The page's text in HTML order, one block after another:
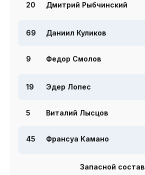
20 Дмитрий Рыбчинский
69 Даниил Куликов
9 Федор Смолов
19 Эдер Лопес
5 Виталий Лысцов
45 Франсуа Камано
Запасной состав